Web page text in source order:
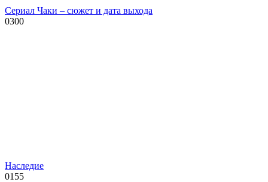
Сериал Чаки – сюжет и дата выхода
0300
Наследие
0155